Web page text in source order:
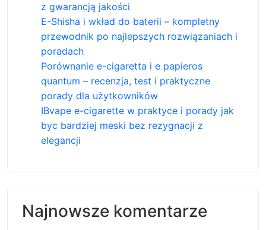
z gwarancją jakości
E-Shisha i wkład do baterii – kompletny
przewodnik po najlepszych rozwiązaniach i
poradach
Porównanie e-cigaretta i e papieros
quantum – recenzja, test i praktyczne
porady dla użytkowników
IBvape e-cigarette w praktyce i porady jak
byc bardziej meski bez rezygnacji z
elegancji
Najnowsze komentarze